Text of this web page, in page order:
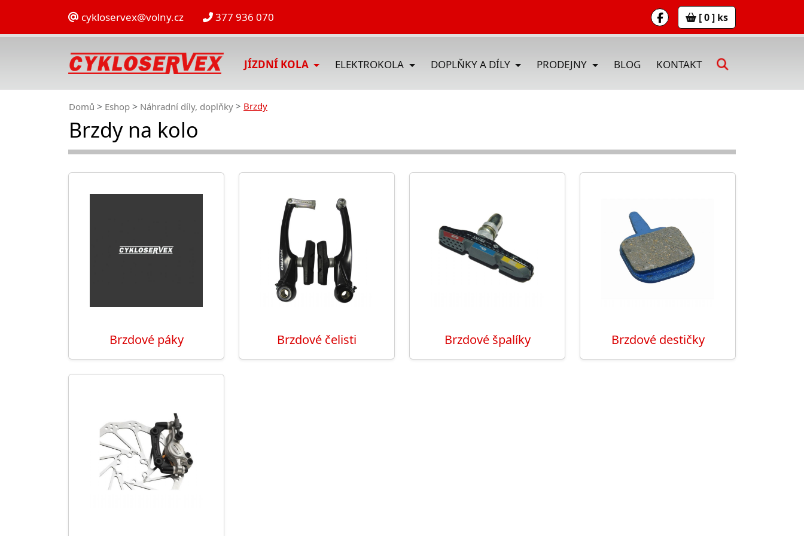
cykloservex@volny.cz 377 936 070 [ 0 ] ks
JÍZDNÍ KOLA ELEKTROKOLA DOPLŇKY A DÍLY PRODEJNY BLOG KONTAKT
Domů Eshop Náhradní díly, doplňky Brzdy
Brzdy na kolo
Brzdové páky Brzdové čelisti Brzdové špalíky Brzdové destičky